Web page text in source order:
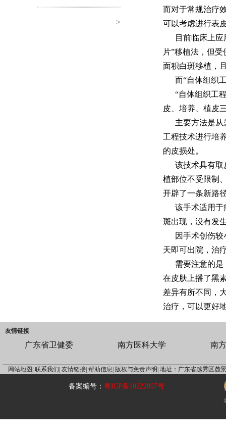
>
而对于常规治疗
可以考虑进行表
目前临床上
片”移植法，但
面积白斑移植，
而“自体组织
“自体组织工
皮、培养、植皮
主要方法是
工程技术进行培
的皮损处。
该技术具有
植部位不受限制
开辟了一条新路
该手术适用
斑出现，没有发
因手术创伤
天即可出院，治
需要注意的
在皮肤上播了黑
差异有所不同，
治疗，可以更好
友情链接
广东省卫健委 南方医科大学 南
网站地图| 联系我们| 友情链接| 帮助信息| 版权与免责声明| 地址：广东省越秀区麓
备案编号：粤ICP备10222097号